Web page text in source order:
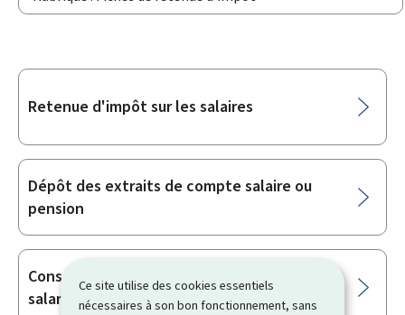
Ce site utilise des cookies essentiels
nécessaires à son bon fonctionnement, sans
Sous-
Retenue d'impôt sur les salaires
Dépôt des extraits de compte salaire ou
pension
Consulter les fiches pluriannuelles des
salariés